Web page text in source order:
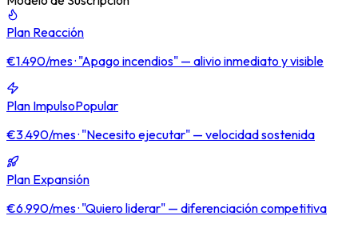
Plan Reacción
€1.490/mes · "Apago incendios" — alivio inmediato y visible
Plan ImpulsoPopular
€3.490/mes · "Necesito ejecutar" — velocidad sostenida
Plan Expansión
€6.990/mes · "Quiero liderar" — diferenciación competitiva